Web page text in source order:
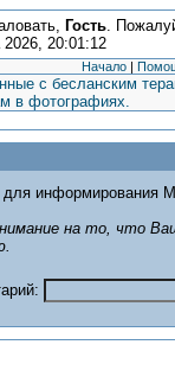
Гость.
2026, 20:01:12
Начало |
с бесланским
в фотографиях.
информирования
на то, что